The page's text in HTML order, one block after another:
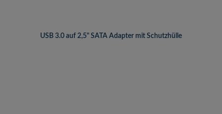
USB 3.0 auf 2,5" SATA Adapter mit Schutzhülle